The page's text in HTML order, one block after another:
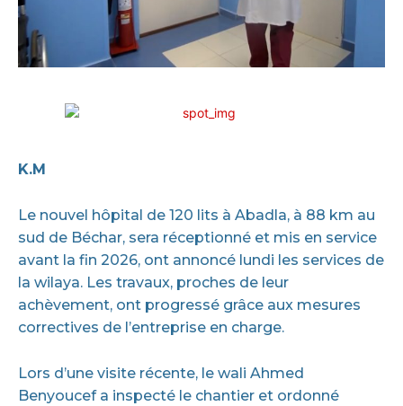
K.M
Le nouvel hôpital de 120 lits à Abadla, à 88 km au
sud de Béchar, sera réceptionné et mis en service
avant la fin 2026, ont annoncé lundi les services de
la wilaya. Les travaux, proches de leur
achèvement, ont progressé grâce aux mesures
correctives de l’entreprise en charge.
Lors d’une visite récente, le wali Ahmed
Benyoucef a inspecté le chantier et ordonné